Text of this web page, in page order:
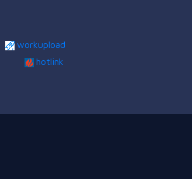
workupload
hotlink